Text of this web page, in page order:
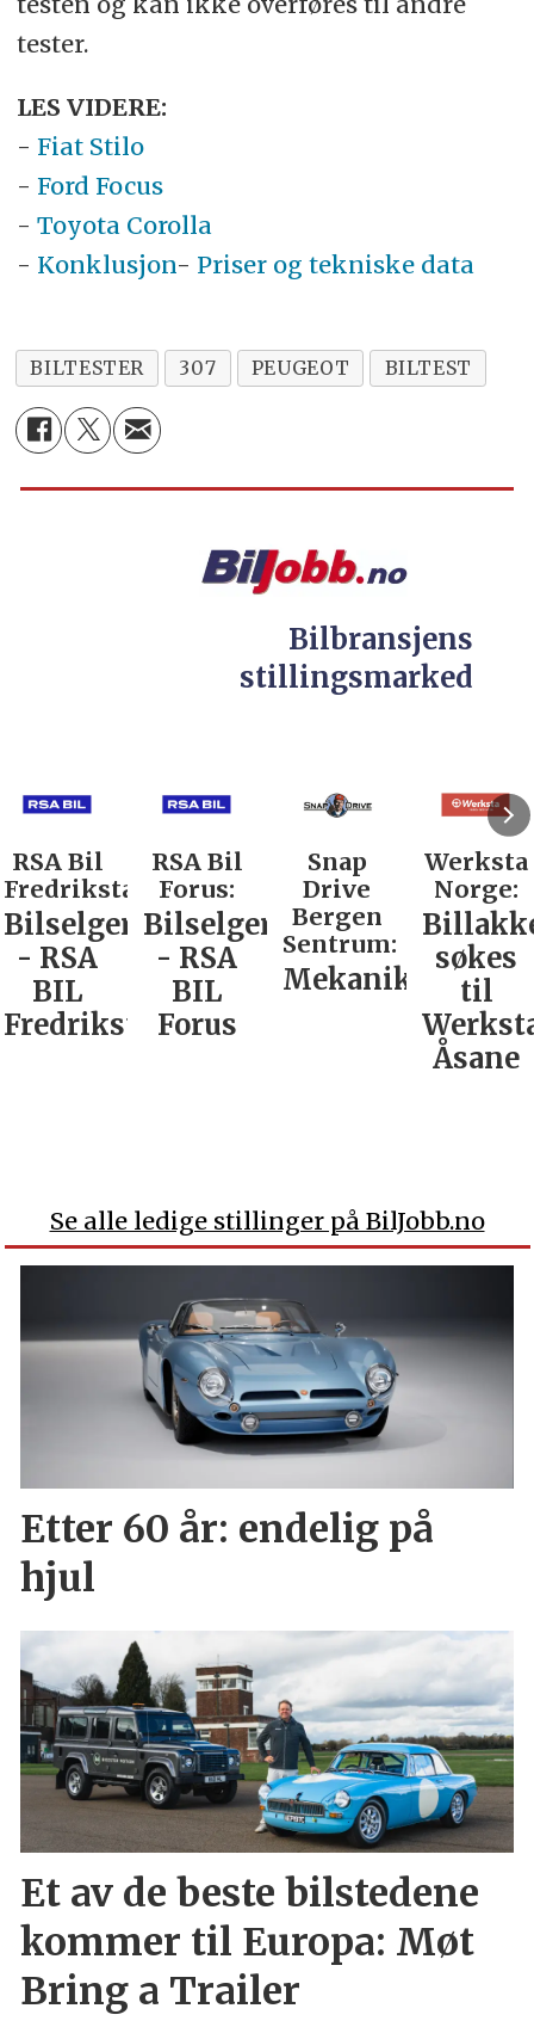
tester.
LES VIDERE:
- Fiat Stilo
- Ford Focus
- Toyota Corolla
- Konklusjon- Priser og tekniske data
BILTESTER 307 PEUGEOT BILTEST
Bilbransjens
stillingsmarked
RSA Bil
Fredrikstad:
Bilselger
- RSA
BIL
Fredrikstad
RSA Bil
Forus:
Bilselger
- RSA
BIL
Forus
Snap
Drive
Bergen
Sentrum:
Mekaniker
Werksta
Norge:
søkes
til
Åsane
Se alle ledige stillinger på BilJobb.no
Etter 60 år: endelig på
hjul
Et av de beste bilstedene
kommer til Europa: Møt
Bring a Trailer